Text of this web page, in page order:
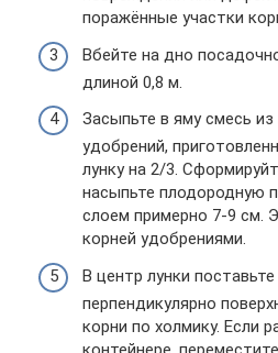
поражённые участки
Вбейте на дно
длиной 0,8 м.
Засыпьте в яму смесь
удобрений,
лунку на 2/3.
насыпьте плодородную
слоем примерно 7-9 см.
корней удобрениями.
В центр лунки
перпендикулярно
корни по холмику. Если